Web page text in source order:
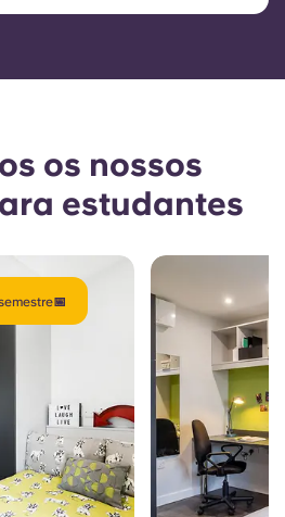
os nossos
estudantes